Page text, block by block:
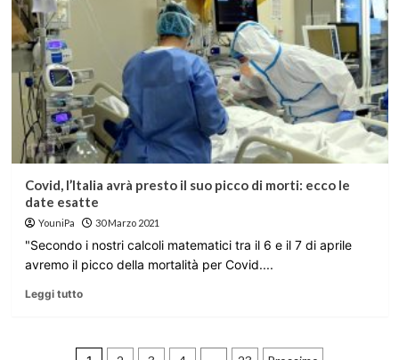
Covid, l’Italia avrà presto il suo picco di morti: ecco le
date esatte
YouniPa 30 Marzo 2021
"Secondo i nostri calcoli matematici tra il 6 e il 7 di aprile
avremo il picco della mortalità per Covid....
Leggi tutto